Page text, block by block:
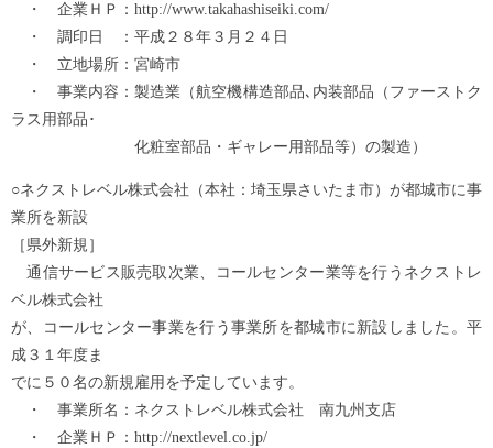
・ 企業ＨＰ：http://www.takahashiseiki.com/
・ 調印日 ：平成２８年３月２４日
・ 立地場所：宮崎市
・ 事業内容：製造業（航空機構造部品､内装部品（ファーストク
ラス用部品･
化粧室部品・ギャレー用部品等）の製造）
○ネクストレベル株式会社（本社：埼玉県さいたま市）が都城市に事
業所を新設
［県外新規］
通信サービス販売取次業、コールセンター業等を行うネクストレ
ベル株式会社
が、コールセンター事業を行う事業所を都城市に新設しました。平
成３１年度ま
でに５０名の新規雇用を予定しています。
・ 事業所名：ネクストレベル株式会社 南九州支店
・ 企業ＨＰ：http://nextlevel.co.jp/